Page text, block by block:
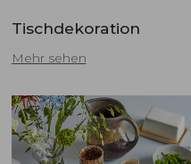
Tischdekoration
Mehr sehen